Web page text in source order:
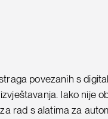
povezanih s
Iako nije
rad s alatima za